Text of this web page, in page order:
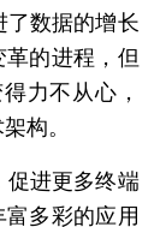
了数据的增长
的进程，但
力不从心，
构。
进更多终端
多彩的应用